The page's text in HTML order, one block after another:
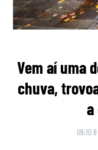
Vem aí uma
chuva,
a
09:10